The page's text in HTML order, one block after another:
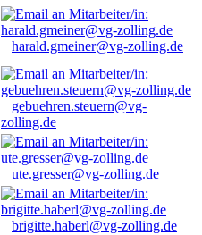
harald.gmeiner@vg-zolling.de
gebuehren.steuern@vg-
zolling.de
ute.gresser@vg-zolling.de
brigitte.haberl@vg-zolling.de